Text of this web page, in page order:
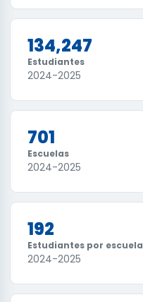
134,247
Estudiantes
2024-2025
701
Escuelas
2024-2025
192
Estudiantes por escuela
2024-2025